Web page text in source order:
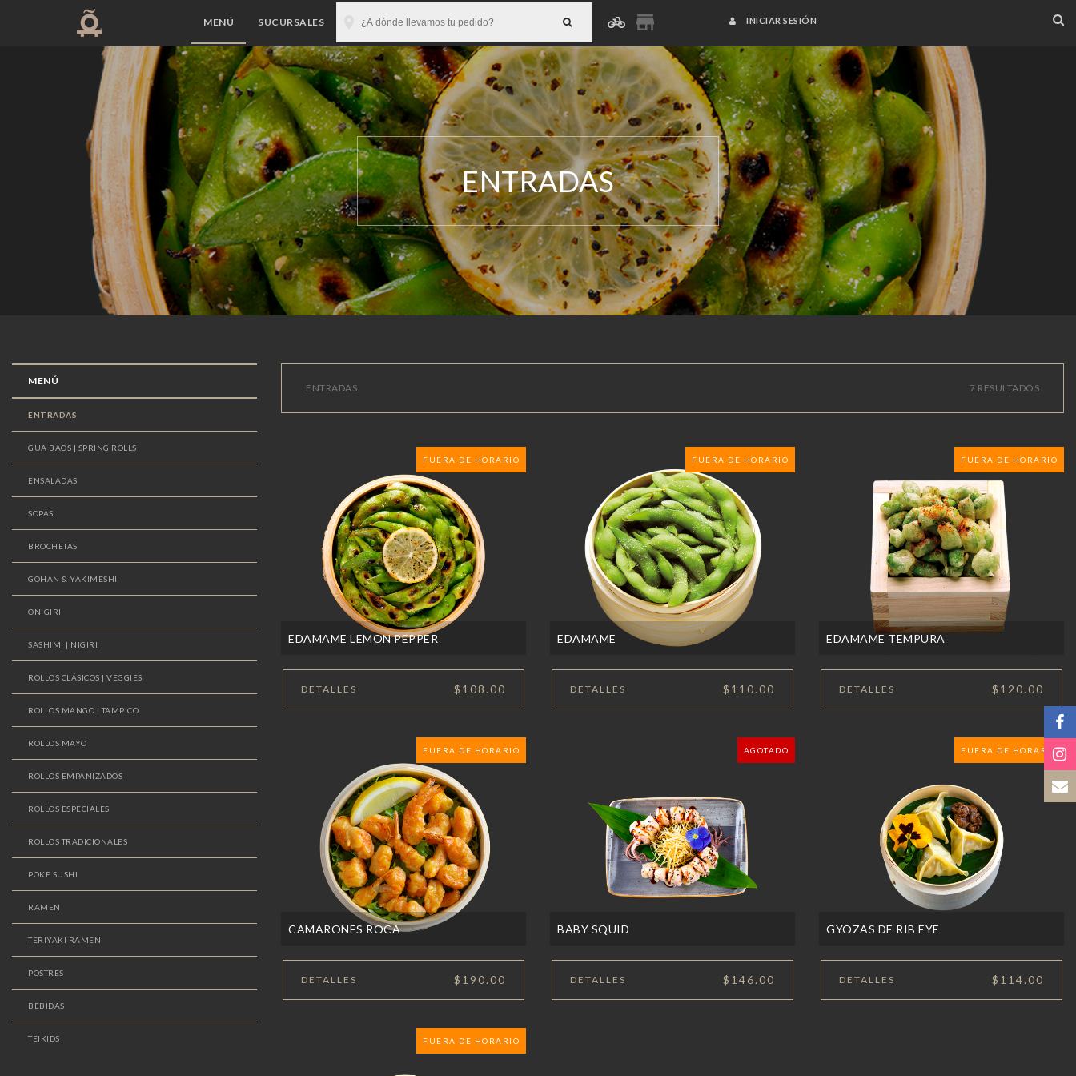
MENÚ SUCURSALES INICIAR SESIÓN
ENTRADAS
ENTRADAS 7 RESULTADOS
FUERA DE HORARIO
EDAMAME LEMON PEPPER
DETALLES $108.00
FUERA DE HORARIO
EDAMAME
DETALLES $110.00
FUERA DE HORARIO
EDAMAME TEMPURA
DETALLES $120.00
FUERA DE HORARIO
CAMARONES ROCA
DETALLES $190.00
AGOTADO
BABY SQUID
DETALLES $146.00
FUERA DE HORARIO
GYOZAS DE RIB EYE
DETALLES $114.00
FUERA DE HORARIO
MENÚ
ENTRADAS
GUA BAOS | SPRING ROLLS
ENSALADAS
SOPAS
BROCHETAS
GOHAN & YAKIMESHI
ONIGIRI
SASHIMI | NIGIRI
ROLLOS CLÁSICOS | VEGGIES
ROLLOS MANGO | TAMPICO
ROLLOS MAYO
ROLLOS EMPANIZADOS
ROLLOS ESPECIALES
ROLLOS TRADICIONALES
POKE SUSHI
RAMEN
TERIYAKI RAMEN
POSTRES
BEBIDAS
TEIKIDS